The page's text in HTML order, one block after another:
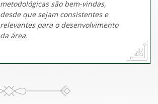
metodológicas são bem-vindas,
desde que sejam consistentes e
relevantes para o desenvolvimento
da área.